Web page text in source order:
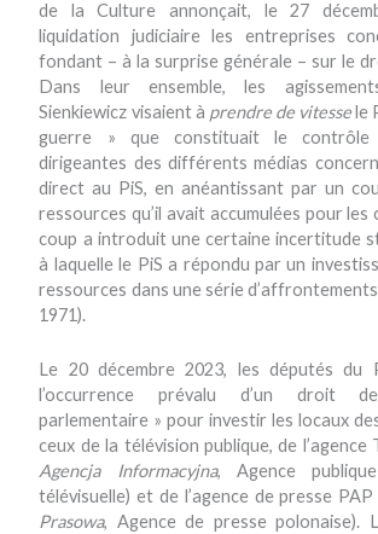
de la Culture annonçait, le 27
liquidation judiciaire les entreprises
fondant – à la surprise générale – sur le
Dans leur ensemble, les
Sienkiewicz visaient à prendre de vitessele
guerre » que constituait le contrôle
dirigeantes des différents médias
direct au PiS, en anéantissant par un
ressources qu’il avait accumulées pour
coup a introduit une certaine incertitude
à laquelle le PiS a répondu par un
ressources dans une série
1971).
Le 20 décembre 2023, les députés du
l’occurrence prévalu d’un droit
parlementaire » pour investir les locaux
ceux de la télévision publique, de l’agence
Agencja Informacyjna, Agence
télévisuelle) et de l’agence de presse PAP
Prasowa, Agence de presse polonaise).